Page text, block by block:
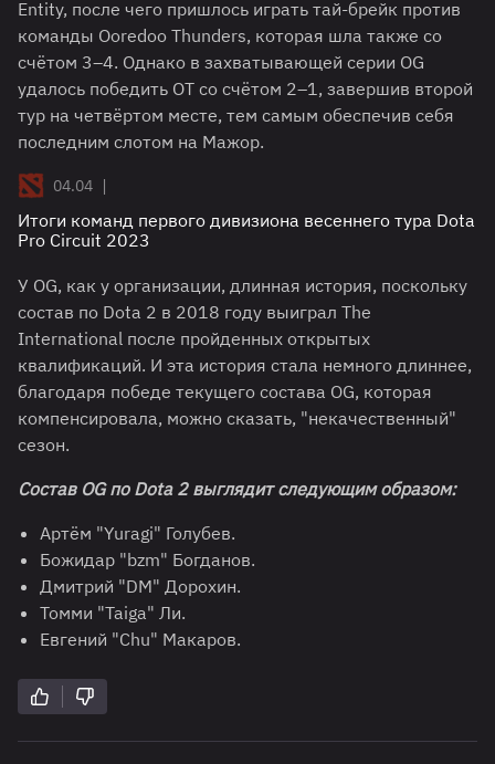
Entity, после чего пришлось играть тай-брейк против
команды Ooredoo Thunders, которая шла также со
счётом 3–4. Однако в захватывающей серии OG
удалось победить OT со счётом 2–1, завершив второй
тур на четвёртом месте, тем самым обеспечив себя
последним слотом на Мажор.
04.04 |
Итоги команд первого дивизиона весеннего тура Dota
Pro Circuit 2023
У OG, как у организации, длинная история, поскольку
состав по Dota 2 в 2018 году выиграл The
International после пройденных открытых
квалификаций. И эта история стала немного длиннее,
благодаря победе текущего состава OG, которая
компенсировала, можно сказать, "некачественный"
сезон.
Состав OG по Dota2 выглядит следующим образом:
Артём "Yuragi" Голубев.
Божидар "bzm" Богданов.
Дмитрий "DM" Дорохин.
Томми "Taiga" Ли.
Евгений "Chu" Макаров.